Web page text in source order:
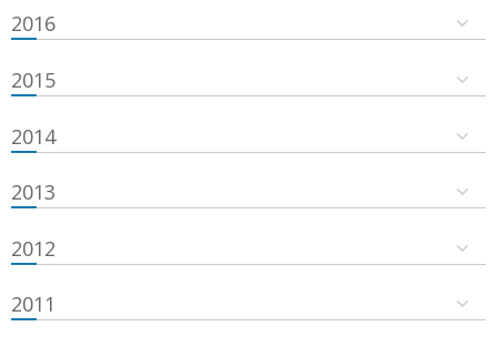
2016
2015
2014
2013
2012
2011